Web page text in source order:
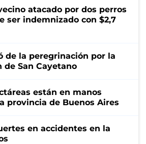
atacado por dos perros
ser indemnizado con $2,7
de la peregrinación por la
de San Cayetano
están en manos
provincia de Buenos Aires
en accidentes en la